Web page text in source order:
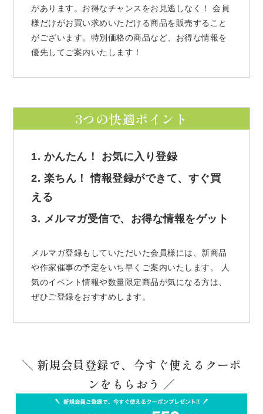
があります。お得なチャンスをお見逃しなく！ 会員
様だけがお買い求めいただける商品を販売すること
がございます。特別価格の商品など、お得な情報を
優先してご案内いたします！
3つの快適ポイント
1. かんたん！ お気に入り登録
2. 楽ちん！ 情報登録ができて、すぐ買
える
3. メルマガ受信で、お得な情報をゲット
メルマガ登録もしていただいた会員様には、新商品
や作家催事の予定をいち早くご案内いたします。 人
気のイベント情報や数量限定商品が気になる方は、
ぜひご登録をおすすめします。
＼ 新規会員登録で、今すぐ使えるクーポ
ンをもらおう ／